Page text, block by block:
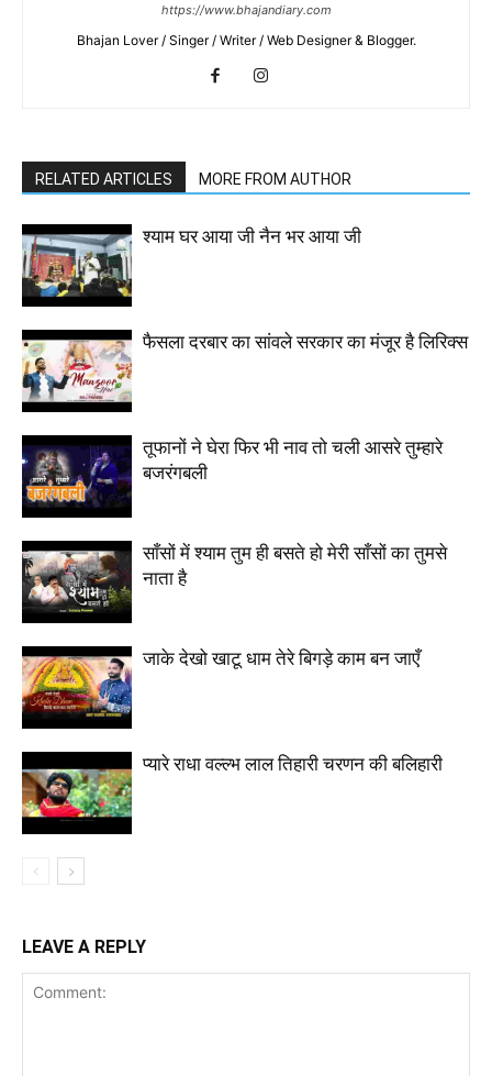
https://www.bhajandiary.com
Bhajan Lover / Singer / Writer / Web Designer & Blogger.
RELATED ARTICLES MORE FROM AUTHOR
श्याम घर आया जी नैन भर आया जी
फैसला दरबार का सांवले सरकार का मंजूर है लिरिक्स
तूफानों ने घेरा फिर भी नाव तो चली आसरे तुम्हारे
बजरंगबली
साँसों में श्याम तुम ही बसते हो मेरी साँसों का तुमसे
नाता है
जाके देखो खाटू धाम तेरे बिगड़े काम बन जाएँ
प्यारे राधा वल्ल्भ लाल तिहारी चरणन की बलिहारी
LEAVE A REPLY